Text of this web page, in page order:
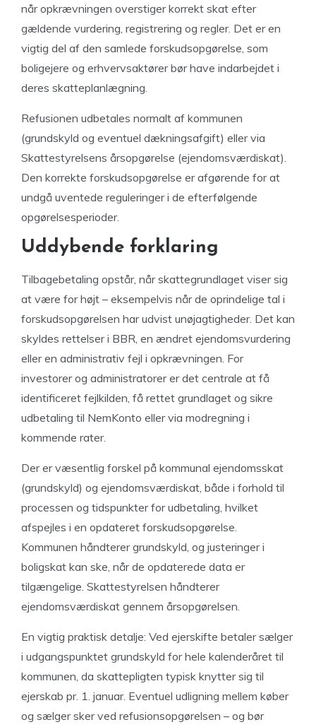
når opkrævningen overstiger korrekt skat efter
gældende vurdering, registrering og regler. Det er en
vigtig del af den samlede forskudsopgørelse, som
boligejere og erhvervsaktører bør have indarbejdet i
deres skatteplanlægning.
Refusionen udbetales normalt af kommunen
(grundskyld og eventuel dækningsafgift) eller via
Skattestyrelsens årsopgørelse (ejendomsværdiskat).
Den korrekte forskudsopgørelse er afgørende for at
undgå uventede reguleringer i de efterfølgende
opgørelsesperioder.
Uddybende forklaring
Tilbagebetaling opstår, når skattegrundlaget viser sig
at være for højt – eksempelvis når de oprindelige tal i
forskudsopgørelsen har udvist unøjagtigheder. Det kan
skyldes rettelser i BBR, en ændret ejendomsvurdering
eller en administrativ fejl i opkrævningen. For
investorer og administratorer er det centrale at få
identificeret fejlkilden, få rettet grundlaget og sikre
udbetaling til NemKonto eller via modregning i
kommende rater.
Der er væsentlig forskel på kommunal ejendomsskat
(grundskyld) og ejendomsværdiskat, både i forhold til
processen og tidspunkter for udbetaling, hvilket
afspejles i en opdateret forskudsopgørelse.
Kommunen håndterer grundskyld, og justeringer i
boligskat kan ske, når de opdaterede data er
tilgængelige. Skattestyrelsen håndterer
ejendomsværdiskat gennem årsopgørelsen.
En vigtig praktisk detalje: Ved ejerskifte betaler sælger
i udgangspunktet grundskyld for hele kalenderåret til
kommunen, da skattepligten typisk knytter sig til
ejerskab pr. 1. januar. Eventuel udligning mellem køber
og sælger sker ved refusionsopgørelsen – og bør